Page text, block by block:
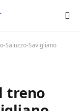
Saluzzo-Savigliano
treno